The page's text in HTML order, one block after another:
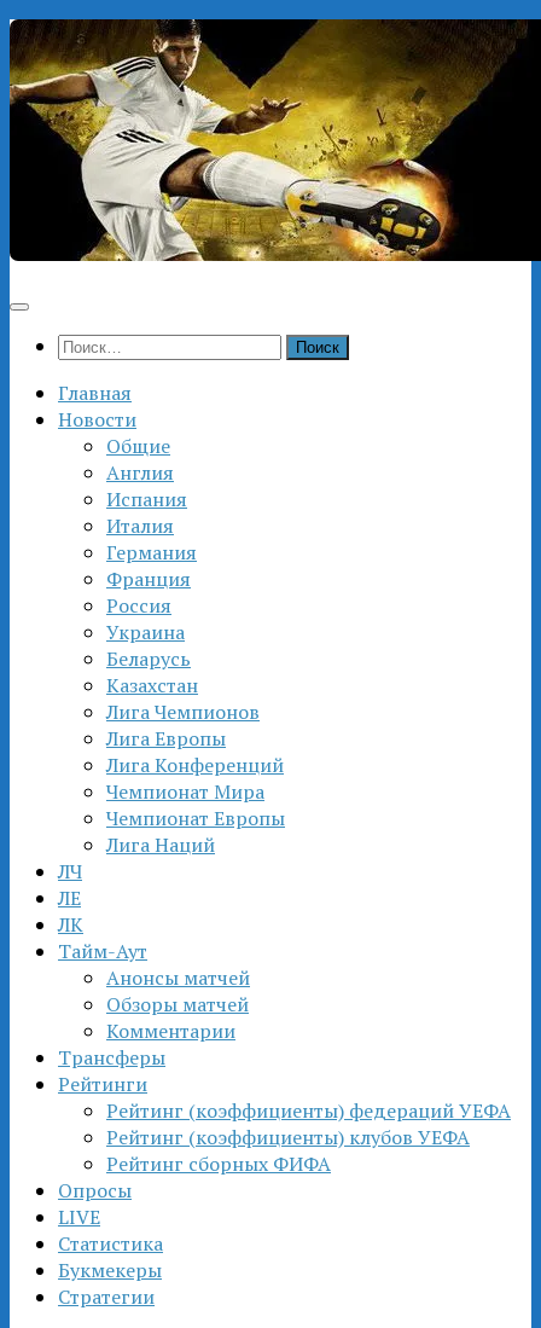
Перейти
к
содержимому
Найти:
Главная
Новости
Общие
Англия
Испания
Италия
Германия
Франция
Россия
Украина
Беларусь
Казахстан
Лига Чемпионов
Лига Европы
Лига Конференций
Чемпионат Мира
Чемпионат Европы
Лига Наций
ЛЧ
ЛЕ
ЛК
Тайм-Аут
Анонсы матчей
Обзоры матчей
Комментарии
Трансферы
Рейтинги
Рейтинг (коэффициенты) федераций УЕФА
Рейтинг (коэффициенты) клубов УЕФА
Рейтинг сборных ФИФА
Опросы
LIVE
Статистика
Букмекеры
Стратегии